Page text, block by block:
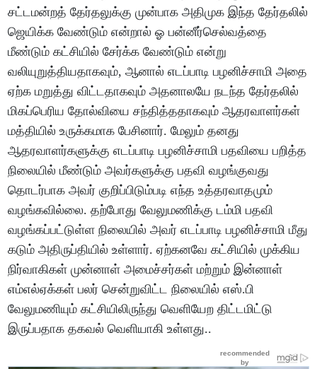
சட்டமன்றத் தேர்தலுக்கு முன்பாக அதிமுக இந்த தேர்தலில்
ஜெயிக்க வேண்டும் என்றால் ஓ பன்னீர்செல்வத்தை
மீண்டும் கட்சியில் சேர்க்க வேண்டும் என்று
வலியுறுத்தியதாகவும், ஆனால் எடப்பாடி பழனிச்சாமி அதை
ஏற்க மறுத்து விட்டதாகவும் அதனாலயே நடந்த தேர்தலில்
மிகப்பெரிய தோல்வியை சந்தித்ததாகவும் ஆதரவாளர்கள்
மத்தியில் உருக்கமாக பேசினார். மேலும் தனது
ஆதரவாளர்களுக்கு எடப்பாடி பழனிச்சாமி பதவியை பறித்த
நிலையில் மீண்டும் அவர்களுக்கு பதவி வழங்குவது
தொடர்பாக அவர் குறிப்பிடும்படி எந்த உத்தரவாதமும்
வழங்கவில்லை. தற்போது வேலுமணிக்கு டம்மி பதவி
வழங்கப்பட்டுள்ள நிலையில் அவர் எடப்பாடி பழனிச்சாமி மீது
கடும் அதிருப்தியில் உள்ளார். ஏற்கனவே கட்சியில் முக்கிய
நிர்வாகிகள் முன்னாள் அமைச்சர்கள் மற்றும் இன்னாள்
எம்எல்ஏக்கள் பலர் சென்றுவிட்ட நிலையில் எஸ்.பி
வேலுமணியும் கட்சியிலிருந்து வெளியேற திட்டமிட்டு
இருப்பதாக தகவல் வெளியாகி உள்ளது..